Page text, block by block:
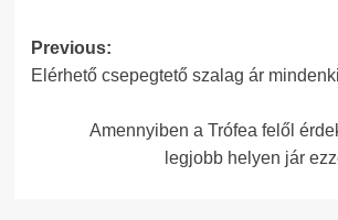
Post
navigation
Previous:
Elérhető csepegtető szalag ár
Amennyiben a Trófea felől
legjobb helyen jár